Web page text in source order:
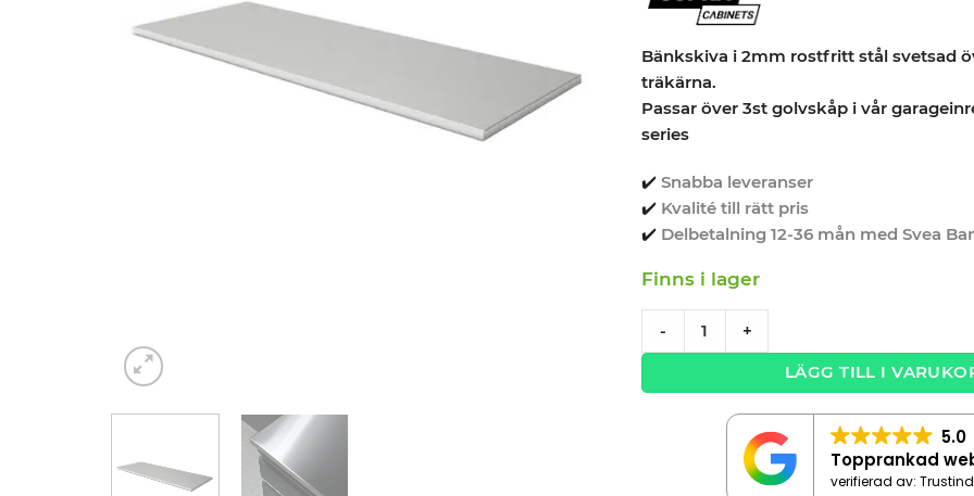
Bänkskiva i 2mm rostfritt stål svetsad
träkärna.
Passar över 3st golvskåp i vår
series
✔️ Snabba leveranser
✔️ Kvalité till rätt pris
✔️ Delbetalning 12-36 mån med Svea
Finns i lager
- +
LÄGG TILL I
5.0
Topprankad
verifierad av: